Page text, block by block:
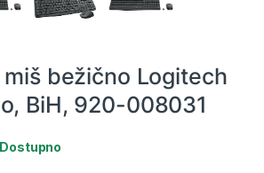
bežično Logitech
BiH, 920-008031
Dostupno